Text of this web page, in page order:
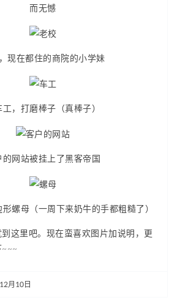
而无憾
现在都住的商院的小学妹
工，打磨棒子（真棒子）
的网站被挂上了黑客帝国
螺母（一周下来奶牛的手都粗糙了）
这里吧。现在蛮喜欢图片加说明，更
月10日